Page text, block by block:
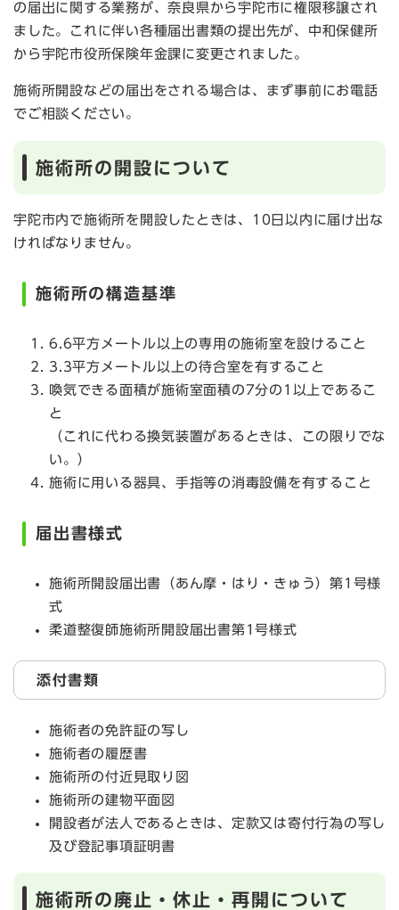
の届出に関する業務が、奈良県から宇陀市に権限移譲され
ました。これに伴い各種届出書類の提出先が、中和保健所
から宇陀市役所保険年金課に変更されました。
施術所開設などの届出をされる場合は、まず事前にお電話
でご相談ください。
施術所の開設について
宇陀市内で施術所を開設したときは、10日以内に届け出な
ければなりません。
施術所の構造基準
6.6平方メートル以上の専用の施術室を設けること
3.3平方メートル以上の待合室を有すること
喚気できる面積が施術室面積の7分の1以上であるこ
と
（これに代わる換気装置があるときは、この限りでな
い。）
施術に用いる器具、手指等の消毒設備を有すること
届出書様式
施術所開設届出書（あん摩・はり・きゅう）第1号様
式
柔道整復師施術所開設届出書第1号様式
添付書類
施術者の免許証の写し
施術者の履歴書
施術所の付近見取り図
施術所の建物平面図
開設者が法人であるときは、定款又は寄付行為の写し
及び登記事項証明書
施術所の廃止・休止・再開について